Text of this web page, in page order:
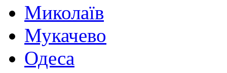
Миколаїв
Мукачево
Одеса